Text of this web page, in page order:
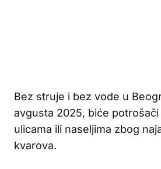
Bez struje i bez vode u
avgusta 2025, biće
ulicama ili naseljima zbog
kvarova.